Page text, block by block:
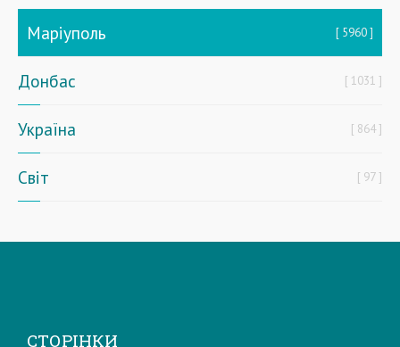
Маріуполь 5960
Донбас 1031
Україна 864
Світ 97
СТОРІНКИ